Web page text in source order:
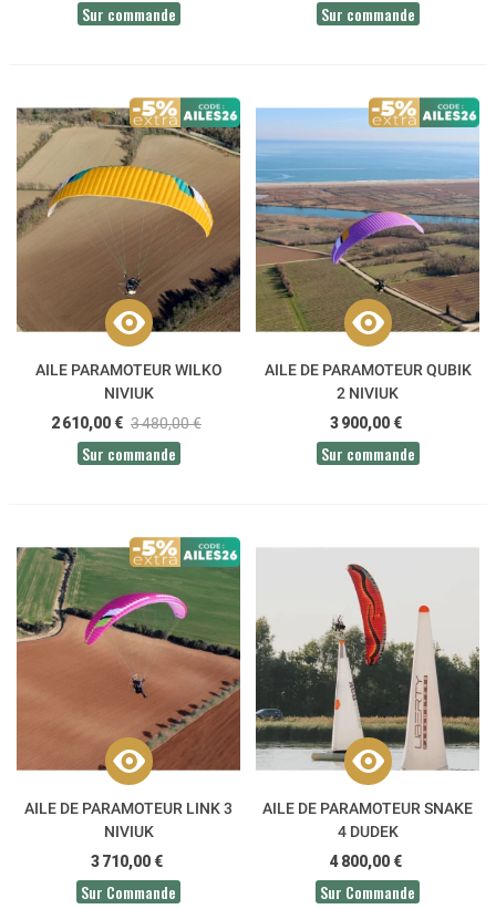
Sur commande Sur commande
AILE PARAMOTEUR WILKO
NIVIUK
2 610,00 € 3 480,00 €
Sur commande
AILE DE PARAMOTEUR QUBIK
2 NIVIUK
3 900,00 €
Sur commande
AILE DE PARAMOTEUR LINK 3
NIVIUK
3 710,00 €
Sur Commande
AILE DE PARAMOTEUR SNAKE
4 DUDEK
4 800,00 €
Sur Commande